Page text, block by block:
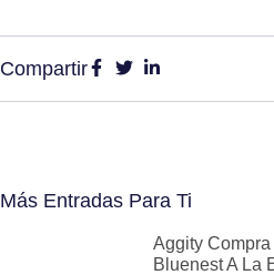
Compartir
Más Entradas Para Ti
Aggity
Bluenest A La